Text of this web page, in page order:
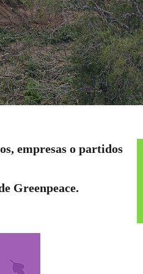
empresas o partidos
Greenpeace.